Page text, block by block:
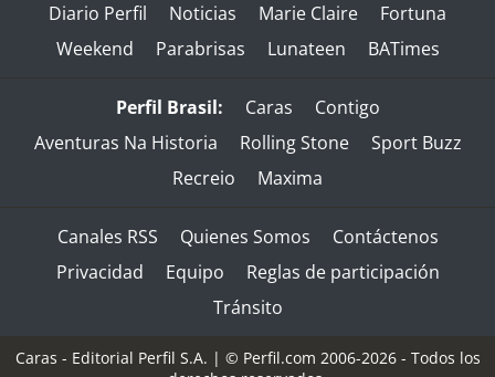
Diario Perfil Noticias Marie Claire
Fortuna
Weekend
Parabrisas Lunateen BATimes
Perfil Brasil: Caras
Contigo
Aventuras Na Historia
Rolling Stone
Sport Buzz
Recreio
Maxima
Canales RSS Quienes Somos
Contáctenos
Privacidad
Equipo
Reglas de participación
Tránsito
Caras - Editorial Perfil S.A. | © Perfil.com 2006-2026 - Todos los